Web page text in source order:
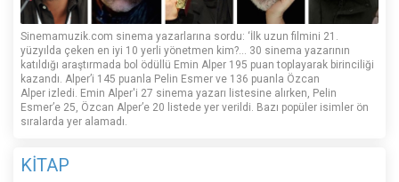
Sinemamuzik.com sinema yazarlarına sordu: ‘İlk uzun filmini 21.
yüzyılda çeken en iyi 10 yerli yönetmen kim?... 30 sinema yazarının
katıldığı araştırmada bol ödüllü Emin Alper 195 puan toplayarak birinciliği
kazandı. Alper’i 145 puanla Pelin Esmer ve 136 puanla Özcan
Alper izledi. Emin Alper'i 27 sinema yazarı listesine alırken, Pelin
Esmer’e 25, Özcan Alper’e 20 listede yer verildi. Bazı popüler isimler ön
sıralarda yer alamadı.
KİTAP